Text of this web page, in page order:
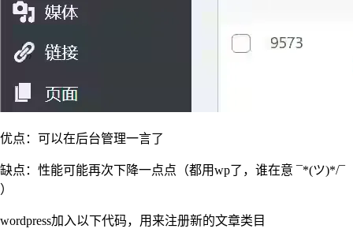
优点：可以在后台管理一言了
缺点：性能可能再次下降一点点（都用wp了，谁在意 ¯*(ツ)*/¯
）
wordpress加入以下代码，用来注册新的文章类目